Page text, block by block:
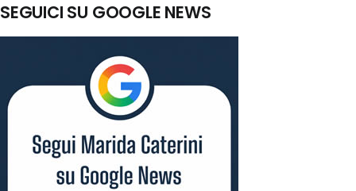
SEGUICI SU GOOGLE NEWS